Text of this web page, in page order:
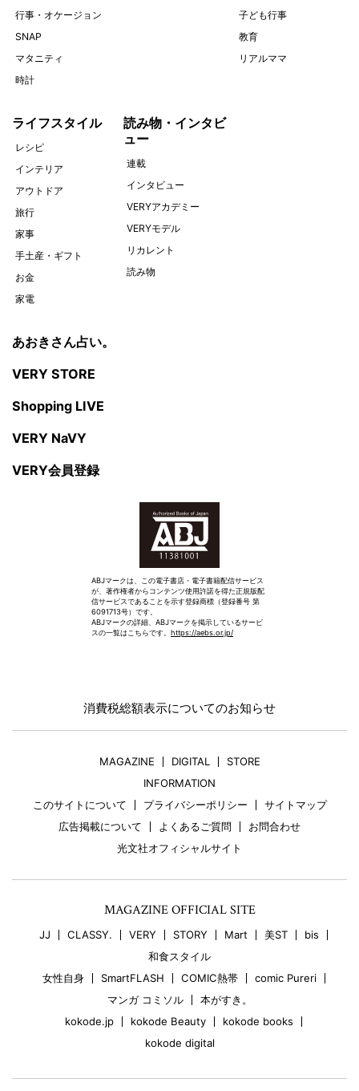
行事・オケージョン
SNAP
マタニティ
時計
子ども行事
教育
リアルママ
ライフスタイル
レシピ
インテリア
アウトドア
旅行
家事
手土産・ギフト
お金
家電
読み物・インタビ
ュー
連載
インタビュー
VERYアカデミー
VERYモデル
リカレント
読み物
あおきさん占い。
VERY STORE
Shopping LIVE
VERY NaVY
VERY会員登録
ABJマークは、この電子書店・電子書籍配信サービス
が、著作権者からコンテンツ使用許諾を得た正規版配
信サービスであることを示す登録商標（登録番号 第
6091713号）です。
ABJマークの詳細、ABJマークを掲示しているサービ
スの一覧はこちらです。 https://aebs.or.jp/
消費税総額表示についてのお知らせ
MAGAZINE DIGITAL
STORE
INFORMATION
このサイトについて
プライバシーポリシー
サイトマップ
広告掲載について
よくあるご質問
お問合わせ
光文社オフィシャルサイト
MAGAZINE OFFICIAL SITE
JJ CLASSY. VERY STORY Mart 美ST
bis
和食スタイル
女性自身
SmartFLASH COMIC熱帯
comic Pureri
マンガ コミソル
本がすき。
kokode.jp
kokode Beauty
kokode books
kokode digital